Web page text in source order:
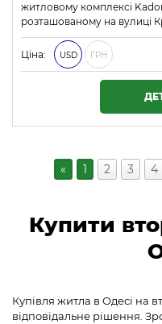
житловому комплексі
розташованому на вулиці
Ціна: USD ГРН
« 1 2 3 4
Купити
Купівля житла в Одесі на
відповідальне рішення.